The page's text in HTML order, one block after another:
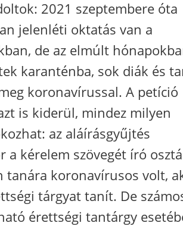
2021 szeptembere óta
jelenléti oktatás van a
de az elmúlt
karanténba, sok diák és
koronavírussal. A petíció
is kiderül, mindez milyen
az aláírásgyűjtés
a kérelem szövegét író
tanára koronavírusos volt,
tárgyat tanít. De
érettségi tantárgy